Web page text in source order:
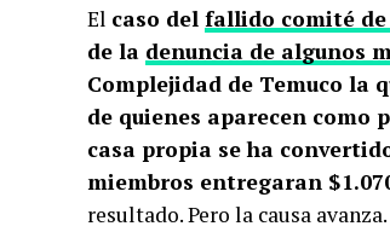
El caso del fallido comité de
de la denuncia de algunos
Complejidad de Temuco la
de quienes aparecen como
casa propia se ha
miembros entregaran
resultado. Pero la causa